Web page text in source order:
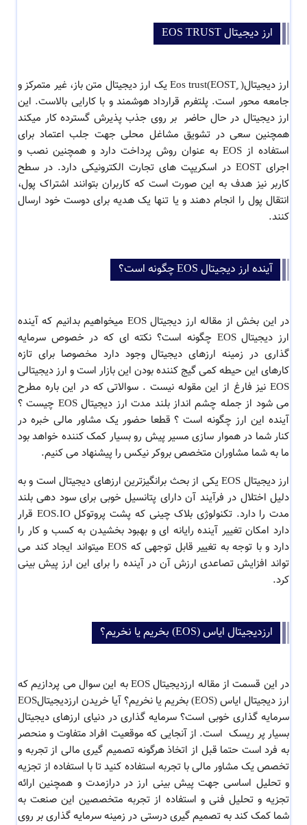
ارز دیجیتال EOS TRUST
ارز دیجیتال( ٍEos trust(EOST یک ارز دیجیتال متن باز، غیر متمرکز و
جامعه محور است. پلتفرم قرارداد هوشمند و با کارایی بالاست. این
ارز دیجیتال در حال حاضر بر روی جذب پذیرش گسترده کار میکند
همچنین سعی در تشویق مشاغل محلی جهت جلب اعتماد برای
استفاده از EOS به عنوان روش پرداخت دارد و همچنین نصب و
اجرای EOST در اسکریپت های تجارت الکترونیکی دارد. در سطح
کاربر نیز هدف به این صورت است که کاربران بتوانند اشتراک پول،
انتقال پول را انجام دهند و یا تنها یک هدیه برای دوست خود ارسال
کنند.
آینده ارز دیجیتال EOS چگونه است؟
در این بخش از مقاله ارز دیجیتال EOS میخواهیم بدانیم که آینده
ارز دیجیتال EOS چگونه است؟ نکته ای که در خصوص سرمایه
گذاری در زمینه ارزهای دیجیتال وجود دارد مخصوصا برای تازه
کارهای این حیطه کمی گیج کننده بودن این بازار است و ارز دیجیتالی
EOS نیز فارغ از این مقوله نیست . سوالاتی که در این باره مطرح
می شود از جمله چشم انداز بلند مدت ارز دیجیتال EOS چیست ؟
آینده این ارز چگونه است ؟ قطعا حضور یک مشاور مالی خبره در
کنار شما در هموار سازی مسیر پیش رو بسیار کمک کننده خواهد بود
ما به شما مشاوران متخصص بروکر نیکس را پیشنهاد می کنیم.
ارز دیجیتال EOS یکی از بحث برانگیزترین ارزهای دیجیتال است و به
دلیل اختلال در فرآیند آن دارای پتانسیل خوبی برای سود دهی بلند
مدت را دارد. تکنولوژی بلاک چینی که پشت پروتوکل EOS.IO قرار
دارد امکان تغییر آینده رایانه ای و بهبود بخشیدن به کسب و کار را
دارد و با توجه به تغییر قابل توجهی که EOS میتواند ایجاد کند می
تواند افزایش تصاعدی ارزش آن در آینده را برای این ارز پیش بینی
کرد.
ارزدیجیتال ایاس (EOS) بخریم یا نخریم؟
در این قسمت از مقاله ارزدیجیتال EOS به این سوال می پردازیم که
ارز دیجیتال ایاس (EOS) بخریم یا نخریم؟ آیا خریدن ارزدیجیتالEOS
سرمایه گذاری خوبی است؟ سرمایه گذاری در دنیای ارزهای دیجیتال
بسیار پر ریسک است. از آنجایی که موقعیت افراد متفاوت و منحصر
به فرد است حتما قبل از اتخاذ هرگونه تصمیم گیری مالی از تجربه و
تخصص یک مشاور مالی با تجربه استفاده کنید تا با استفاده از تجزیه
و تحلیل اساسی جهت پیش بینی ارز در درازمدت و همچنین ارائه
تجزیه و تحلیل فنی و استفاده از تجربه متخصصین این صنعت به
شما کمک کند به تصمیم گیری درستی در زمینه سرمایه گذاری بر روی